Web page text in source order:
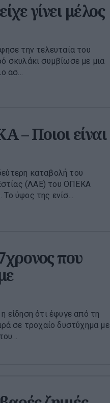
γίνει μέλος
την τελευταία του
σκυλάκι συμβίωσε με μια
ασ...
Ποιοι είναι
καταβολή του
(ΛΑΕ) του ΟΠΕΚΑ
ύψος της ενίσ...
που
είδηση ότι έφυγε από τη
σε τροχαίο δυστύχημα με